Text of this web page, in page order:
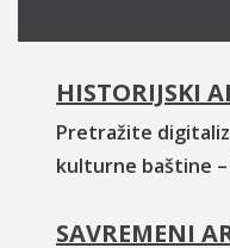
HISTORIJSKI
Pretražite
kulturne baštine –
SAVREMENI